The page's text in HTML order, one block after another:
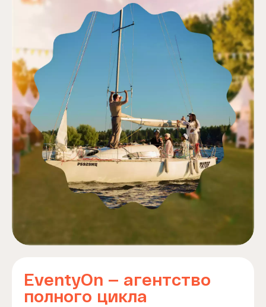
EventyOn — агентство
полного цикла